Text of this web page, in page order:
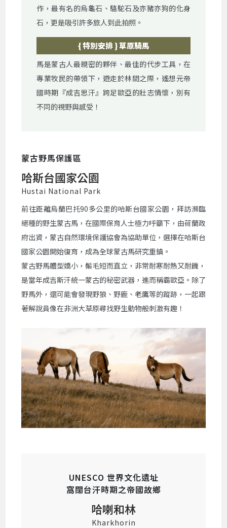
作，最有名的烏龜石、駱駝石及亦豬亦狗的化身
石，更是吸引許多旅人到此拍照。
{ 特別安排 } 草原騎馬
馬是蒙古人最親密的夥伴、最佳的代步工具，在
專業牧民的帶領下，遊走於林間之際，遙想元帝
國時期『成吉思汗』跨足歐亞的壯志情懷，別有
不同的視野與感受！
蒙古野馬保護區
哈斯台國家公園
Hustai National Park
前往距離烏蘭巴托90多公里的哈斯台國家公園，拜訪瀕臨
絕種的野生蒙古馬，在國際保育人士極力呼籲下，由荷蘭政
府出資，蒙古自然環境保護協會為協助單位，選擇在哈斯台
國家公園開始復育，成為全球蒙古馬研究重鎮。
蒙古野馬體型嬌小，鬃毛短而直立，非常耐寒耐熱又耐饑，
是當年成吉斯汗統一蒙古的秘密武器，進而稱霸歐亞。除了
野馬外，還可能會發現野狼、野鹿、老鷹等的蹤跡，一起跟
著解說員像在非洲大草原尋找野生動物般刺激有趣！
UNESCO 世界文化遺址
窩闊台汗時期之帝國故鄉
哈喇和林
Kharkhorin